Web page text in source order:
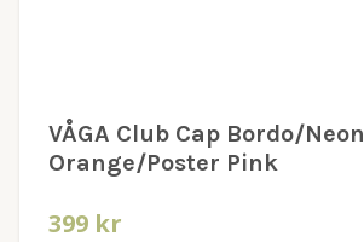
VÅGA Club Cap Bordo/Neon
Orange/Poster Pink
399 kr